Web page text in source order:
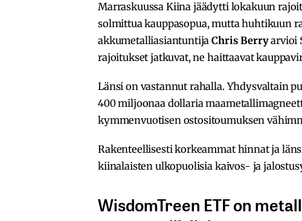
Marraskuussa Kiina jäädytti lokakuun
solmittua kauppasopua, mutta huhtikuun
akkumetalliasiantuntijaChris Berryarvioi
rajoitukset jatkuvat, ne haittaavat
Länsi on vastannut rahalla. Yhdysvaltain
400 miljoonaa dollaria
kymmenvuotisen ostositoumuksen
Rakenteellisesti korkeammat hinnat ja
kiinalaisten ulkopuolisia kaivos- ja
WisdomTreen ETF on